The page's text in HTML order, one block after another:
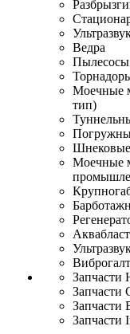
Ведра
Пылесосы
Моечные
тип)
Моечные
Аквабласт
Запчасти
Запчасти
Запчасти
Запчасти